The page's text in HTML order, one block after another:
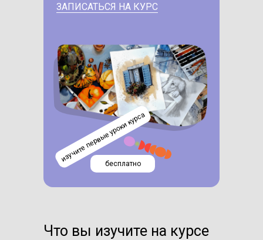
бесплатно
изучите первые уроки курса
ЗАПИСАТЬСЯ НА КУРС
Что вы изучите на курсе